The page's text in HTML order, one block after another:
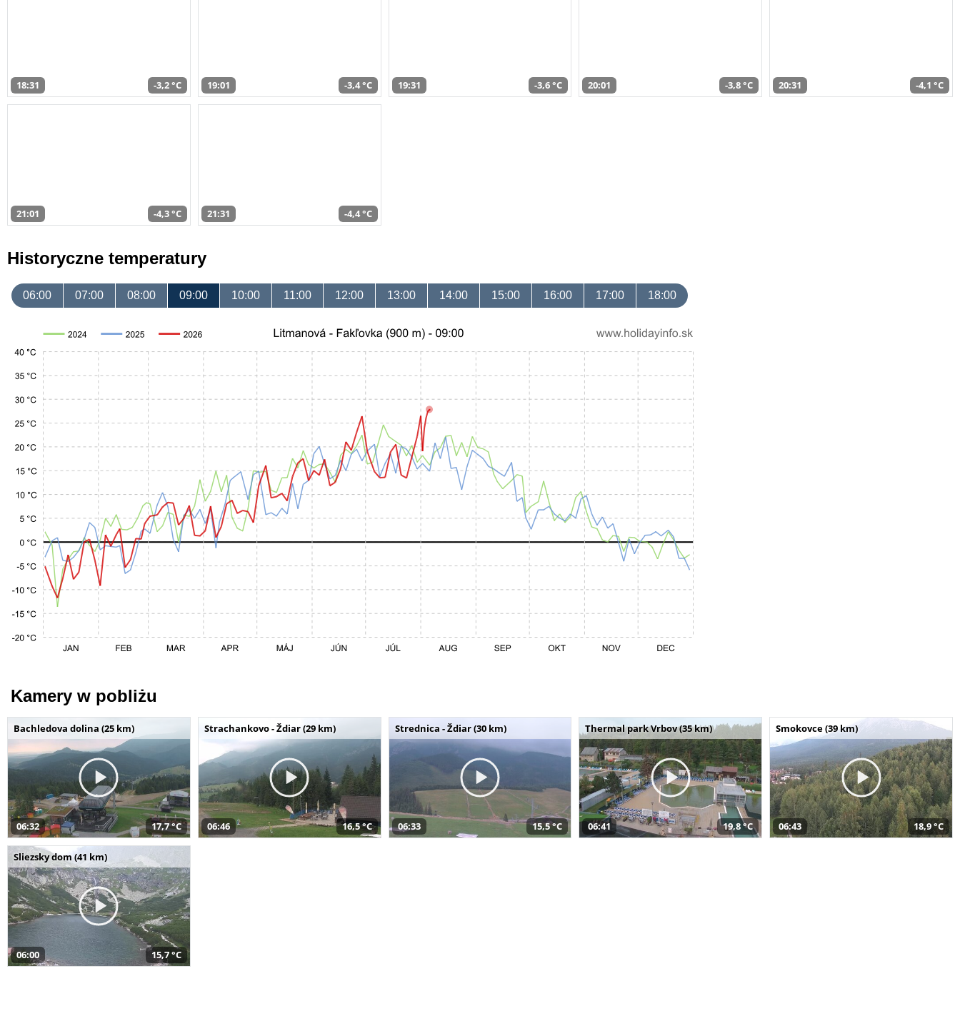
18:31 -3,2 °C 19:01 -3,4 °C 19:31 -3,6 °C 20:01 -3,8 °C 20:31 -4,1 °C
21:01 -4,3 °C 21:31 -4,4 °C
Historyczne temperatury
06:00 07:00 08:00 09:00 10:00 11:00 12:00 13:00 14:00 15:00 16:00 17:00 18:00
Kamery w pobliżu
Bachledova dolina (25 km)
06:32 17,7 °C
Strachankovo - Ždiar (29 km)
06:46 16,5 °C
Strednica - Ždiar (30 km)
06:33 15,5 °C
Thermal park Vrbov (35 km)
06:41 19,8 °C
Smokovce (39 km)
06:43 18,9 °C
Sliezsky dom (41 km)
06:00 15,7 °C